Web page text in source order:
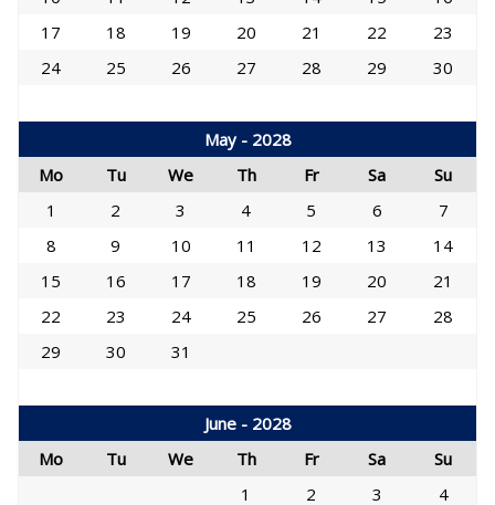
17
18 19 20 21 22
23
24
25 26 27 28 29 30
May - 2028
Mo
Tu We Th Fr Sa
Su
1
2 3 4 5 6
7
8
9 10 11 12 13
14
15
16 17 18 19 20
21
22
23 24 25 26 27
28
29
30 31
June - 2028
Mo
Tu We Th Fr Sa
Su
1
2 3 4